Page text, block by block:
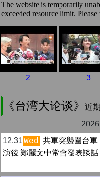
2 3
《台湾大论谈》
近
2026
12.31 Wed 共軍突襲圍台軍
演後 鄭麗文中常會發表談話